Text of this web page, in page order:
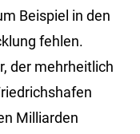
Beispiel in den
fehlen.
der mehrheitlich
Milliarden